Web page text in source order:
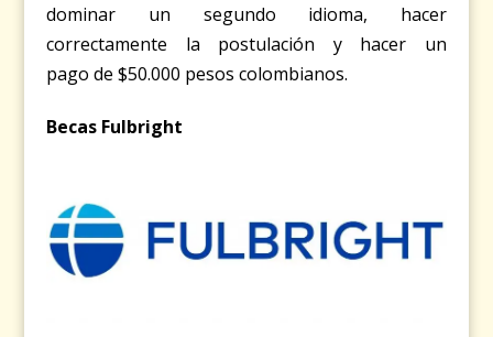
dominar un segundo idioma, hacer
correctamente la postulación y hacer un
pago de $50.000 pesos colombianos.
Becas Fulbright